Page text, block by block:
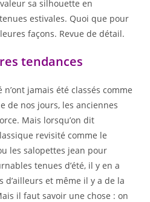
sa silhouette en
estivales. Quoi que pour
façons. Revue de détail.
tendances
n’ont jamais été classés comme
de nos jours, les anciennes
Mais lorsqu’on dit
revisité comme le
les salopettes jean pour
tenues d’été, il y en a
et même il y a de la
il faut savoir une chose : on